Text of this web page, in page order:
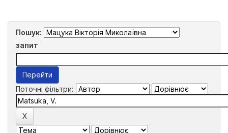
Пошук:
запит
Поточні фільтри: